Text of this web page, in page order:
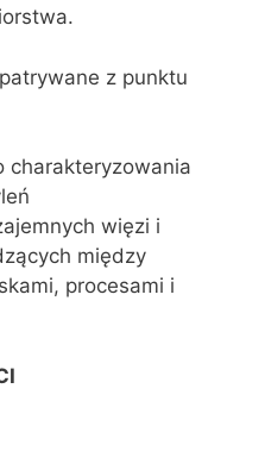
z punktu
charakteryzowania
więzi i
między
procesami i